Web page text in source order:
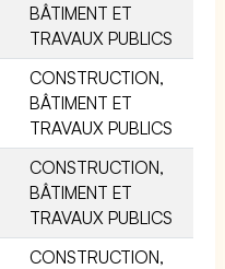
BÂTIMENT ET
TRAVAUX PUBLICS
CONSTRUCTION,
BÂTIMENT ET
TRAVAUX PUBLICS
CONSTRUCTION,
BÂTIMENT ET
TRAVAUX PUBLICS
CONSTRUCTION,